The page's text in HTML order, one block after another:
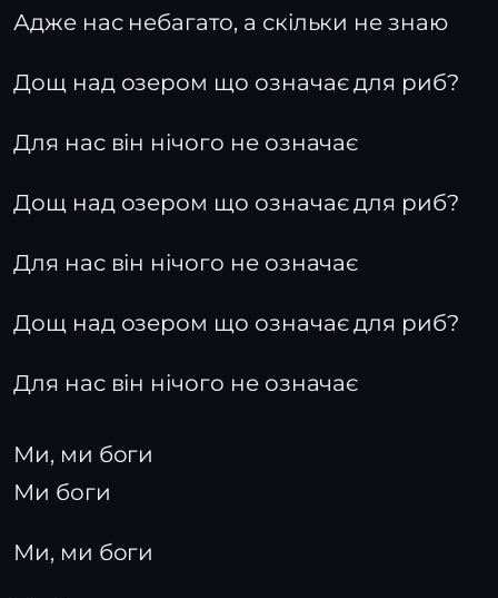
Адже нас небагато, а скільки не знаю
Дощ над озером що означає для риб?
Для нас він нічого не означає
Дощ над озером що означає для риб?
Для нас він нічого не означає
Дощ над озером що означає для риб?
Для нас він нічого не означає
Ми, ми боги
Ми боги
Ми, ми боги